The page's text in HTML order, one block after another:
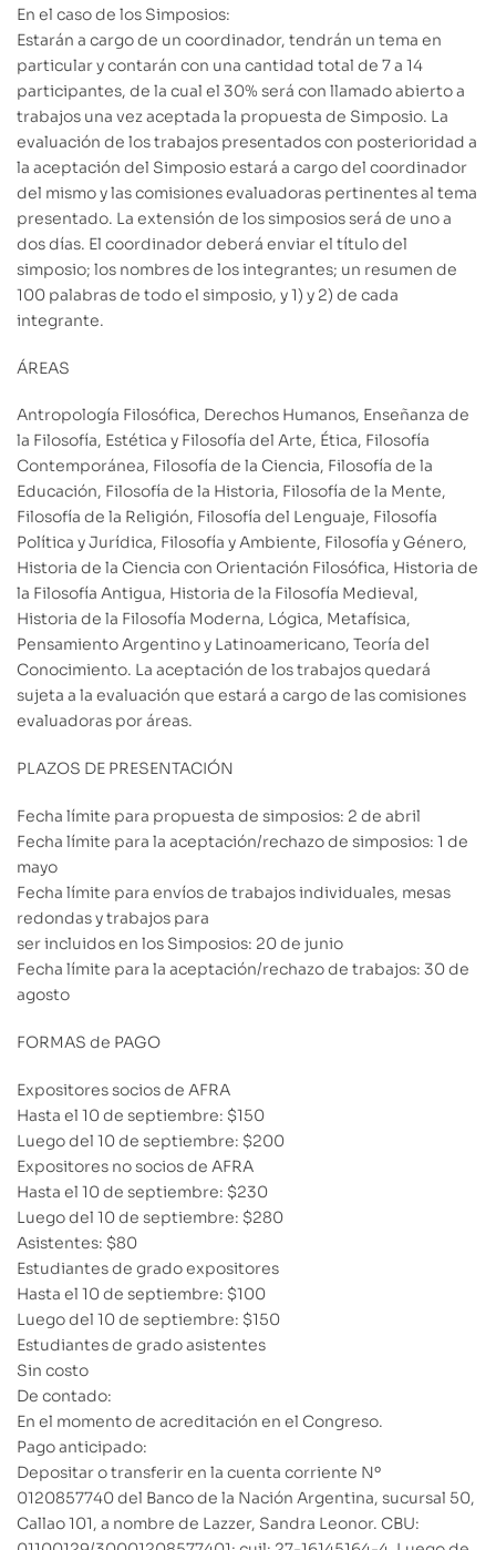
En el caso de los Simposios:
Estarán a cargo de un coordinador, tendrán un tema en
particular y contarán con una cantidad total de 7 a 14
participantes, de la cual el 30% será con llamado abierto a
trabajos una vez aceptada la propuesta de Simposio. La
evaluación de los trabajos presentados con posterioridad a
la aceptación del Simposio estará a cargo del coordinador
del mismo y las comisiones evaluadoras pertinentes al tema
presentado. La extensión de los simposios será de uno a
dos días. El coordinador deberá enviar el título del
simposio; los nombres de los integrantes; un resumen de
100 palabras de todo el simposio, y 1) y 2) de cada
integrante.
ÁREAS
Antropología Filosófica, Derechos Humanos, Enseñanza de
la Filosofía, Estética y Filosofía del Arte, Ética, Filosofía
Contemporánea, Filosofía de la Ciencia, Filosofía de la
Educación, Filosofía de la Historia, Filosofía de la Mente,
Filosofía de la Religión, Filosofía del Lenguaje, Filosofía
Política y Jurídica, Filosofía y Ambiente, Filosofía y Género,
Historia de la Ciencia con Orientación Filosófica, Historia de
la Filosofía Antigua, Historia de la Filosofía Medieval,
Historia de la Filosofía Moderna, Lógica, Metafísica,
Pensamiento Argentino y Latinoamericano, Teoría del
Conocimiento. La aceptación de los trabajos quedará
sujeta a la evaluación que estará a cargo de las comisiones
evaluadoras por áreas.
PLAZOS DE PRESENTACIÓN
Fecha límite para propuesta de simposios: 2 de abril
Fecha límite para la aceptación/rechazo de simposios: 1 de
mayo
Fecha límite para envíos de trabajos individuales, mesas
redondas y trabajos para
ser incluidos en los Simposios: 20 de junio
Fecha límite para la aceptación/rechazo de trabajos: 30 de
agosto
FORMAS de PAGO
Expositores socios de AFRA
Hasta el 10 de septiembre: $150
Luego del 10 de septiembre: $200
Expositores no socios de AFRA
Hasta el 10 de septiembre: $230
Luego del 10 de septiembre: $280
Asistentes: $80
Estudiantes de grado expositores
Hasta el 10 de septiembre: $100
Luego del 10 de septiembre: $150
Estudiantes de grado asistentes
Sin costo
De contado:
En el momento de acreditación en el Congreso.
Pago anticipado:
Depositar o transferir en la cuenta corriente Nº
0120857740 del Banco de la Nación Argentina, sucursal 50,
Callao 101, a nombre de Lazzer, Sandra Leonor. CBU: